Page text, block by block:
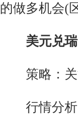
的做多机会(
美元兑瑞
策略：关
行情分析